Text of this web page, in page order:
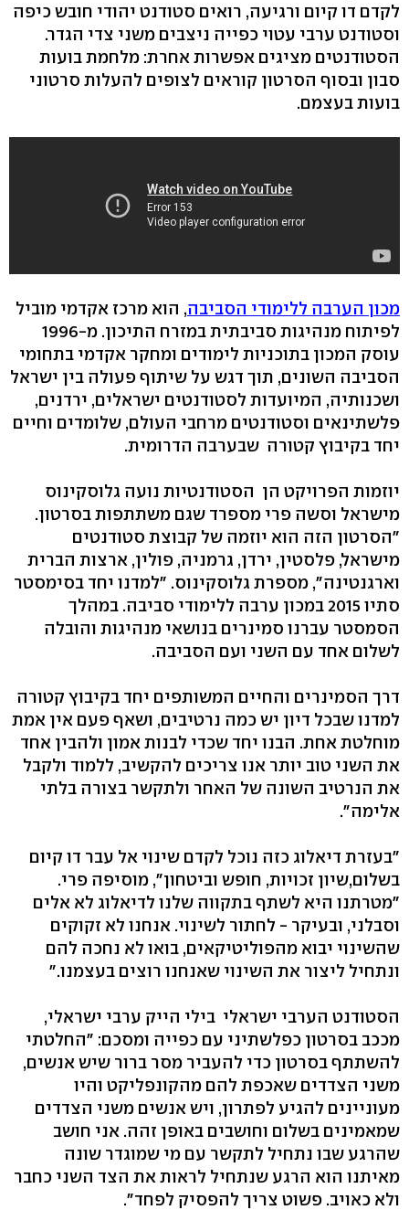
לקדם דו קיום ורגיעה, רואים סטודנט יהודי חובש כיפה
וסטודנט ערבי עטוי כפייה ניצבים משני צדי הגדר.
הסטודנטים מציגים אפשרות אחרת: מלחמת בועות
סבון ובסוף הסרטון קוראים לצופים להעלות סרטוני
בועות בעצמם.
מכון הערבה ללימודי הסביבה, הוא מרכז אקדמי מוביל
לפיתוח מנהיגות סביבתית במזרח התיכון. מ-1996
עוסק המכון בתוכניות לימודים ומחקר אקדמי בתחומי
הסביבה השונים, תוך דגש על שיתוף פעולה בין ישראל
ושכנותיה, המיועדות לסטודנטים ישראלים, ירדנים,
פלשתינאים וסטודנטים מרחבי העולם, שלומדים וחיים
יחד בקיבוץ קטורה שבערבה הדרומית. ​
יוזמות הפרויקט הן הסטודנטיות נועה גלוסקינוס
מישראל וסשה פרי מספרד שגם משתתפות בסרטון.
"הסרטון הזה הוא יוזמה של קבוצת סטודנטים
מישראל, פלסטין, ירדן, גרמניה, פולין, ארצות הברית
וארגנטינה", מספרת גלוסקינוס. ​"למדנו יחד בסימסטר
סתיו 2015 במכון ערבה ללימודי סביבה. במהלך
הסמסטר עברנו סמינרים בנושאי מנהיגות והובלה
לשלום אחד עם השני ועם הסביבה.
דרך הסמינרים והחיים המשותפים יחד בקיבוץ קטורה
למדנו שבכל דיון יש כמה נרטיבים, ושאף פעם אין אמת
מוחלטת אחת. הבנו יחד שכדי לבנות אמון ולהבין אחד
את השני טוב יותר אנו צריכים להקשיב, ללמוד ולקבל
את הנרטיב השונה של האחר ולתקשר בצורה בלתי
אלימה".
"בעזרת דיאלוג כזה נוכל לקדם שינוי אל עבר דו קיום
בשלום,שיון זכויות, חופש וביטחון", מוסיפה פרי.
"מטרתנו היא לשתף בתקווה שלנו לדיאלוג לא אלים
וסבלני, ובעיקר - לחתור לשינוי. אנחנו לא זקוקים
שהשינוי יבוא מהפוליטיקאים, בואו לא נחכה להם
ונתחיל ליצור את השינוי שאנחנו רוצים בעצמנו."
הסטודנט הערבי ישראלי בילי הייק ערבי ישראלי,
מככב בסרטון כפלשתיני עם כפייה ומסכם: "החלטתי
להשתתף בסרטון כדי להעביר מסר ברור שיש אנשים,
משני הצדדים שאכפת להם מהקונפליקט והיו
מעוניינים להגיע לפתרון, ויש אנשים משני הצדדים
שמאמינים בשלום וחושבים באופן זהה. אני חושב
שהרגע שבו נתחיל לתקשר עם מי שמוגדר שונה
מאיתנו הוא הרגע שנתחיל לראות את הצד השני כחבר
ולא כאויב. פשוט צריך להפסיק לפחד".